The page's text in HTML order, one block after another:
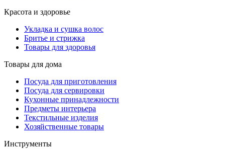
Красота и здоровье
Укладка и сушка волос
Бритье и стрижка
Товары для здоровья
Товары для дома
Посуда для приготовления
Посуда для сервировки
Кухонные принадлежности
Предметы интерьера
Текстильные изделия
Хозяйственные товары
Инструменты